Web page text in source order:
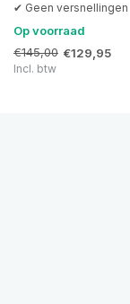
✔ Geen versnellingen
Op voorraad
€145,00 €129,95
Incl. btw